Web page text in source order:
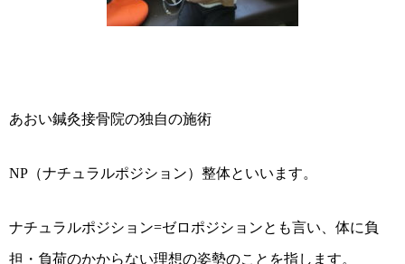
あおい鍼灸接骨院の独自の施術
NP（ナチュラルポジション）整体といいます。
ナチュラルポジション=ゼロポジションとも言い、体に負
担・負荷のかからない理想の姿勢のことを指します。